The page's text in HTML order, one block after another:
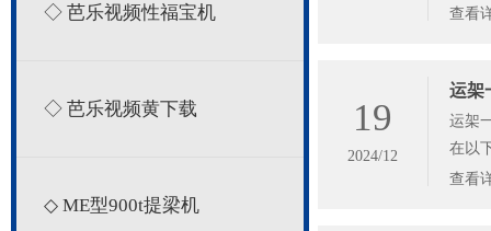
◇ 芭乐视频性福宝机
◇ 芭乐视频黄下载
◇ ME型900t提梁机
查看
19
2024/12
运架
运架
在以
查看